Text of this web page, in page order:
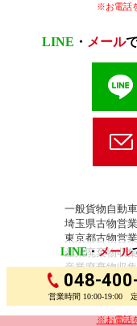
※お電話
LINE ・ メール
一般貨物自動
埼玉県古物営
東京都古物営
産業廃棄物収
産業廃棄物収
LINE・メール
048-
営業時間 10:00-19:00
※お電話